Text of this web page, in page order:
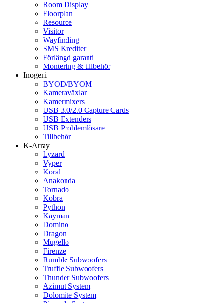
Room Display
Floorplan
Resource
Visitor
Wayfinding
SMS Krediter
Förlängd garanti
Montering & tillbehör
Inogeni
BYOD/BYOM
Kameraväxlar
Kamermixers
USB 3.0/2.0 Capture Cards
USB Extenders
USB Problemlösare
Tillbehör
K-Array
Lyzard
Vyper
Koral
Anakonda
Tornado
Kobra
Python
Kayman
Domino
Dragon
Mugello
Firenze
Rumble Subwoofers
Truffle Subwoofers
Thunder Subwoofers
Azimut System
Dolomite System